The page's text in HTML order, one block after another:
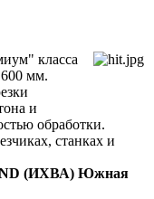
класса
600 мм.
и
обработки.
станках и
(ИХВА) Южная